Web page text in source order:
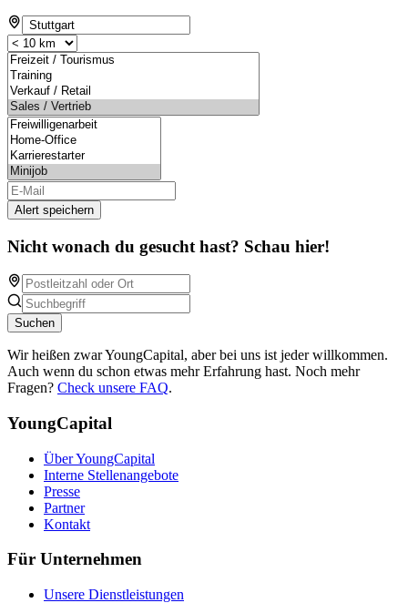
Alert speichern
Nicht wonach du gesucht hast? Schau hier!
Suchen
Wir heißen zwar YoungCapital, aber bei uns ist jeder willkommen.
Auch wenn du schon etwas mehr Erfahrung hast. Noch mehr
Fragen? Check unsere FAQ.
YoungCapital
Über YoungCapital
Interne Stellenangebote
Presse
Partner
Kontakt
Für Unternehmen
Unsere Dienstleistungen